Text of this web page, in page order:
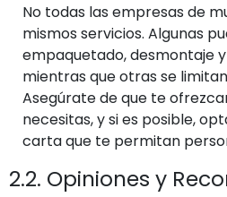
No todas las empresas de
mismos servicios. Algunas
empaquetado, desmontaje
mientras que otras se
Asegúrate de que te
necesitas, y si es posible,
carta que te permitan
2.2. Opiniones y